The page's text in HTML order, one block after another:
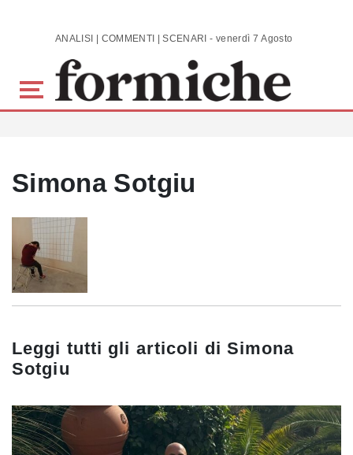
Skip to main content ANALISI | COMMENTI | SCENARI - venerdì 7 Agosto 2026
Simona Sotgiu
Leggi tutti gli articoli di Simona
Sotgiu